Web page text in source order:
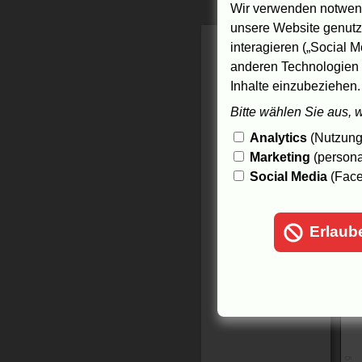
Wir verwenden
unsere Website
interagieren („Social
anderen
Inhalte
Bitte wählen Sie aus,
Analytics
Marketing
Social Media